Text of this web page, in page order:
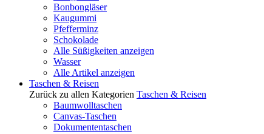
Bonbongläser
Kaugummi
Pfefferminz
Schokolade
Alle Süßigkeiten anzeigen
Wasser
Alle Artikel anzeigen
Taschen & Reisen
Zurück zu allen Kategorien Taschen & Reisen
Baumwolltaschen
Canvas-Taschen
Dokumententaschen